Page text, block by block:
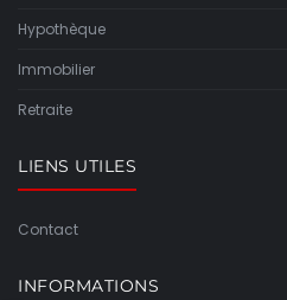
Hypothèque
Immobilier
Retraite
LIENS UTILES
Contact
INFORMATIONS